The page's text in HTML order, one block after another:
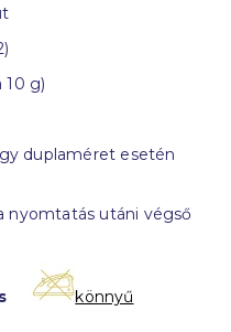
10 g)
duplaméret esetén
nyomtatás utáni végső
könnyű